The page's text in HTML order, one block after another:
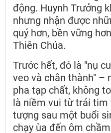
động. Huynh Trưởng
nhưng nhận được
quý hơn, bền vững
Thiên Chúa.
Trước hết, đó là "nụ
veo và chân thành" –
pha tạp chất, không
là niềm vui từ trái tim
tượng sau một buổi
chạy ùa đến ôm